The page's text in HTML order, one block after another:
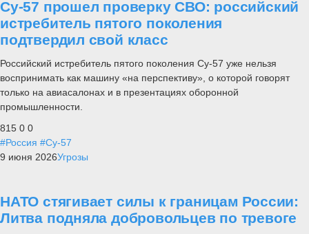
Су-57 прошел проверку СВО: российский
истребитель пятого поколения
подтвердил свой класс
Российский истребитель пятого поколения Су-57 уже нельзя
воспринимать как машину «на перспективу», о которой говорят
только на авиасалонах и в презентациях оборонной
промышленности.
815 0 0
#Россия #Су-57
9 июня 2026Угрозы
НАТО стягивает силы к границам России:
Литва подняла добровольцев по тревоге